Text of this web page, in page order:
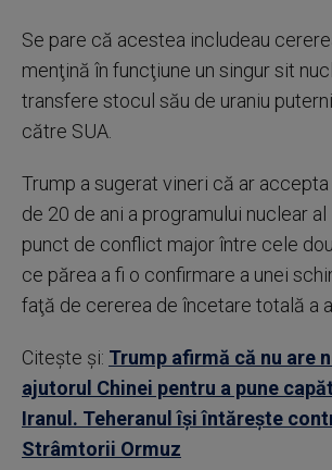
Se pare că acestea includeau
menţină în funcţiune un singur sit
transfere stocul său de uraniu
către SUA.
Trump a sugerat vineri că ar
de 20 de ani a programului nuclear al
punct de conflict major între cele
ce părea a fi o confirmare a unei
faţă de cererea de încetare totală a
Citește și: Trump afirmă că nu are
ajutorul Chinei pentru a pune
Iranul. Teheranul îşi întăreşte
Strâmtorii Ormuz